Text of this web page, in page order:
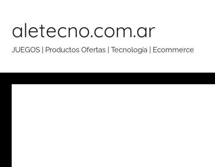
content
aletecno.com.ar
JUEGOS | Productos Ofertas | Tecnología | Ecommerce